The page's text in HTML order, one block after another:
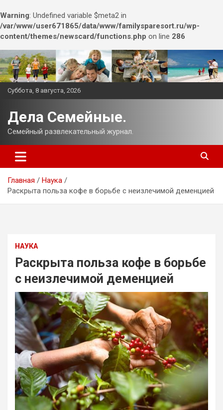
Warning: Undefined variable $meta2 in
/var/www/user671865/data/www/familysparesort.ru/wp-
content/themes/newscard/functions.php on line 286
Перейти
к
содержимому
Суббота, 8 августа, 2026
Дела Семейные.
Семейный развлекательный журнал.
Главная
Наука
Раскрыта польза кофе в борьбе с неизлечимой деменцией
НАУКА
Раскрыта польза кофе в борьбе
с неизлечимой деменцией